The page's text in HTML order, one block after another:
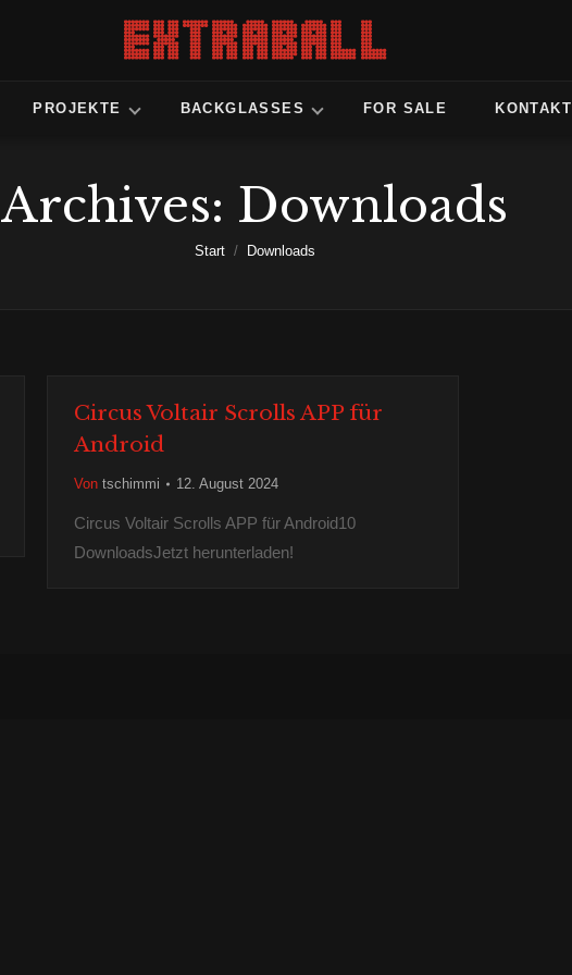
PROJEKTE BACKGLASSES FOR SALE KONTAKT
Archives: Downloads
Sie befinden sich hier:
Start Downloads
Circus Voltair Scrolls APP für
Android
Von tschimmi 12. August 2024
Circus Voltair Scrolls APP für Android10
DownloadsJetzt herunterladen!